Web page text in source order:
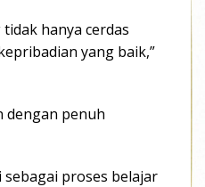
hanya cerdas
yang baik,”
dengan penuh
proses belajar